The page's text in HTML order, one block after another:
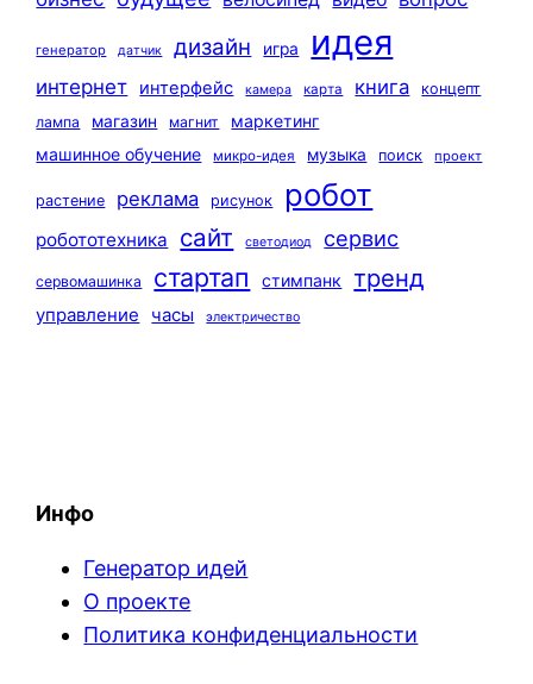
генератор датчик дизайн игра идея
интернет интерфейс камера карта книга
концепт
лампа
магазин магнит
маркетинг
машинное обучение
микро-идея музыка поиск проект
растение реклама рисунок робот
робототехника сайт светодиод сервис
сервомашинка стартап стимпанк тренд
управление часы электричество
Инфо
Генератор идей
О проекте
Политика конфиденциальности